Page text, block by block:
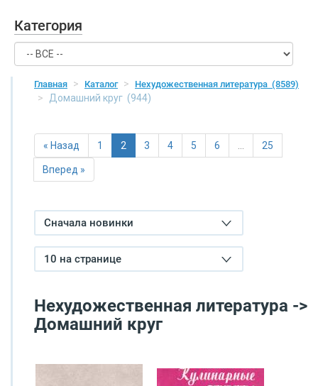
Категория
Главная Каталог Нехудожественная литература (8589)
Домашний круг (944)
« Назад 1 2 3 4 5 6 … 25
Вперед »
Сначала новинки
10 на странице
Нехудожественная литература ->
Домашний круг